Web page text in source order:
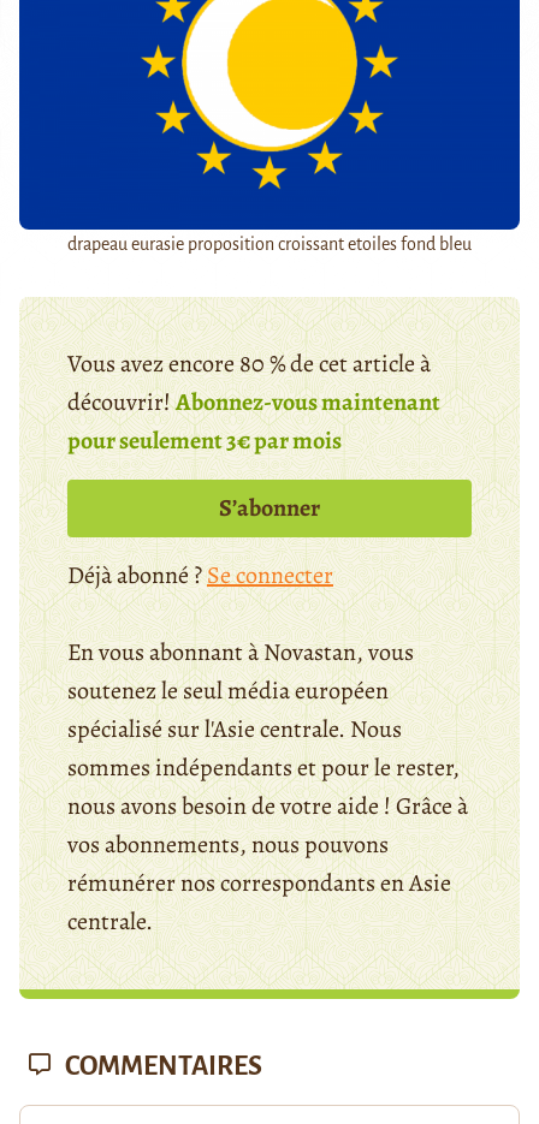
drapeau eurasie proposition croissant etoiles fond bleu
Vous avez encore 80 % de cet article à
découvrir!Abonnez-vous maintenant
pour seulement 3€ par mois
S’abonner
Déjà abonné ?Se connecter
En vous abonnant à Novastan, vous
soutenez le seul média européen
spécialisé sur l'Asie centrale. Nous
sommes indépendants et pour le rester,
nous avons besoin de votre aide ! Grâce à
vos abonnements, nous pouvons
rémunérer nos correspondants en Asie
centrale.
COMMENTAIRES